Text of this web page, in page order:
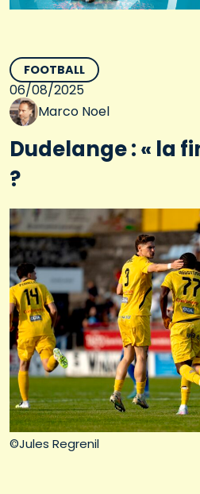
©Jules Regrenil
FOOTBALL
06/08/2025
Marco Noel
Dudelange : « la
?